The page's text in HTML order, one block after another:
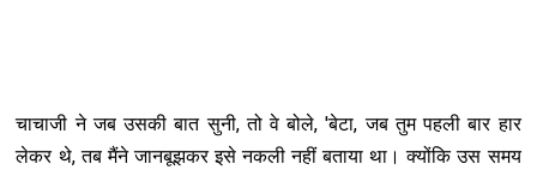
चाचाजी ने जब उसकी बात सुनी, तो वे बोले, 'बेटा, जब तुम पहली बार हार
लेकर थे, तब मैंने जानबूझकर इसे नकली नहीं बताया था। क्योंकि उस समय